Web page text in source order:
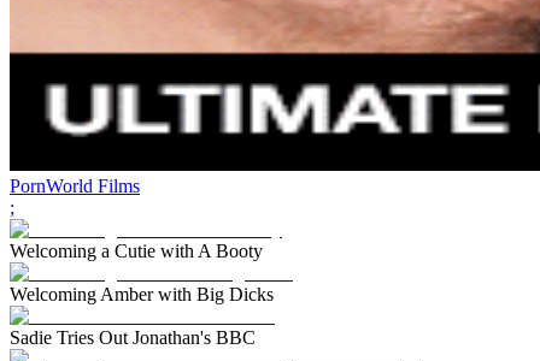
PornWorld Films
;
Welcoming a Cutie with A Booty
Welcoming Amber with Big Dicks
Sadie Tries Out Jonathan's BBC